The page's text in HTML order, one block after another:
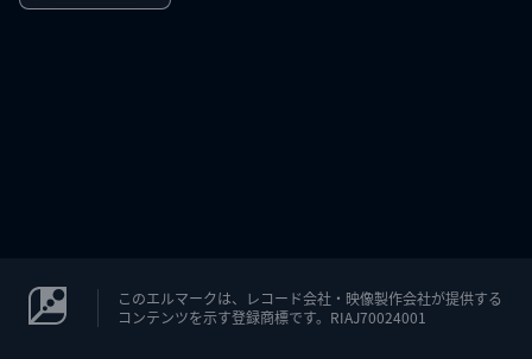
このエルマークは、レコード会社・映像製作会社が提供する
コンテンツを示す登録商標です。RIAJ70024001